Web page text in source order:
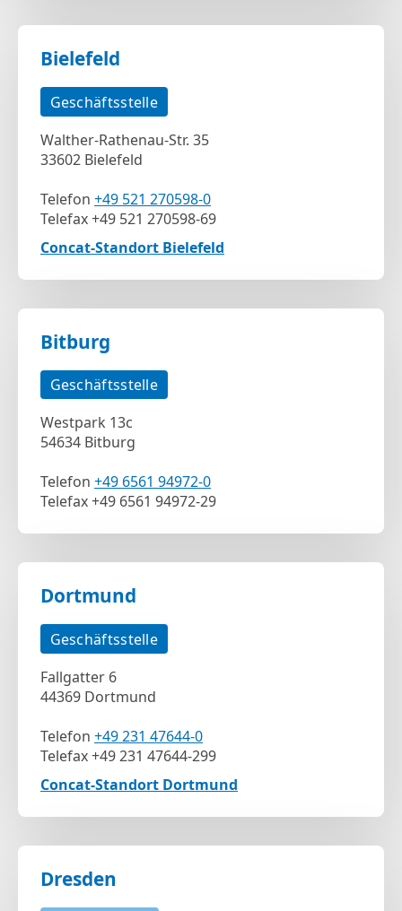
Bielefeld
Geschäftsstelle
Walther-Rathenau-Str. 35
33602 Bielefeld
Telefon +49 521 270598-0
Telefax +49 521 270598-69
Concat-Standort Bielefeld
Bitburg
Geschäftsstelle
Westpark 13c
54634 Bitburg
Telefon +49 6561 94972-0
Telefax +49 6561 94972-29
Dortmund
Geschäftsstelle
Fallgatter 6
44369 Dortmund
Telefon +49 231 47644-0
Telefax +49 231 47644-299
Concat-Standort Dortmund
Dresden